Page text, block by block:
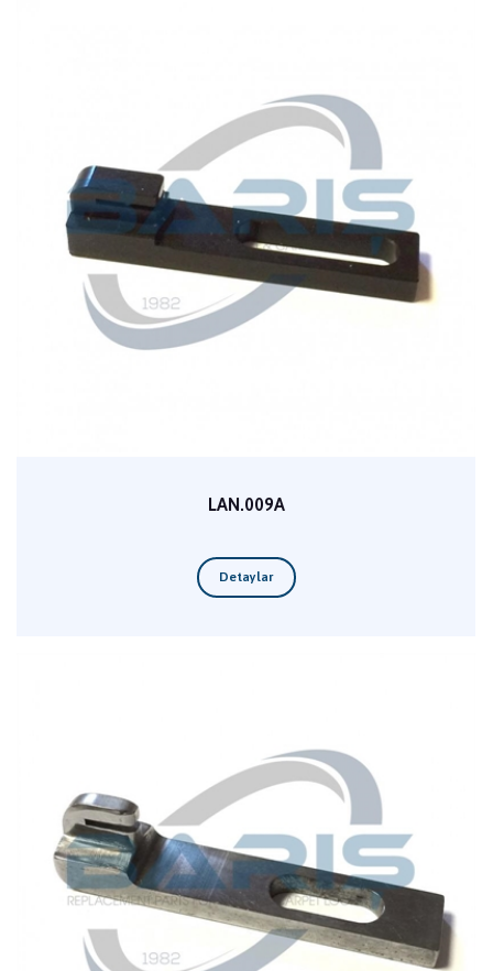
LAN.009A
Detaylar